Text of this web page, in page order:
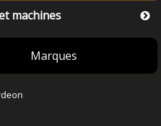
machines
Marques